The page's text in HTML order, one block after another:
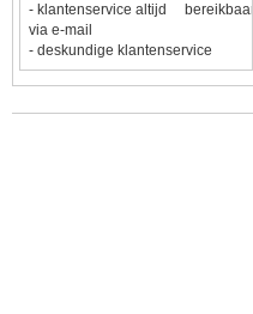
- klantenservice altijd bereikbaar
via e-mail
- deskundige klantenservice